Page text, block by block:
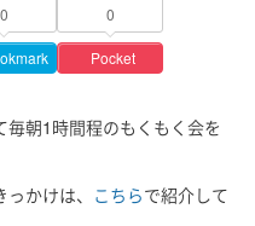
0 0
Pocket
朝1時間程のもくもく会を
かけは、 こちらで紹介して